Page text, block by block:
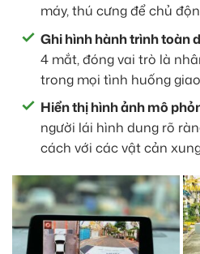
máy, thú cưng để chủ
Ghi hình hành trình toàn
4 mắt, đóng vai trò là
trong mọi tình huống
Hiển thị hình ảnh mô
người lái hình dung rõ
cách với các vật cản